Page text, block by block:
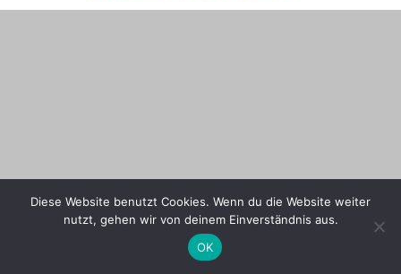
Diese Website benutzt Cookies. Wenn du die Website weiter
nutzt, gehen wir von deinem Einverständnis aus.
OK